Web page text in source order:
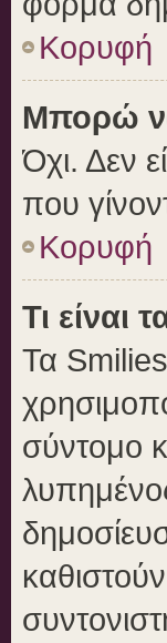
Κορυφή
Μπορώ
Όχι. Δεν
που
Κορυφή
Τι είναι
Τα
σύντομο